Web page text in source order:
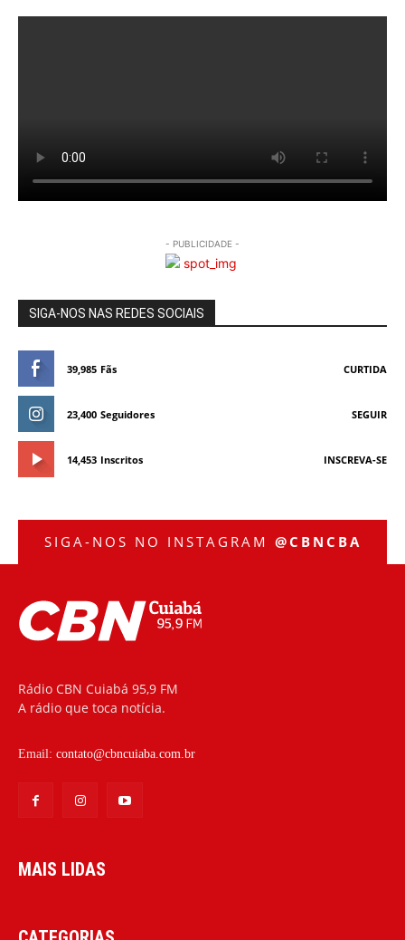
- PUBLICIDADE -
SIGA-NOS NAS REDES SOCIAIS
39,985 Fãs CURTIDA
23,400 Seguidores SEGUIR
14,453 Inscritos INSCREVA-SE
SIGA-NOS NO INSTAGRAM @CBNCBA
Rádio CBN Cuiabá 95,9 FM
A rádio que toca notícia.
Email: contato@cbncuiaba.com.br
MAIS LIDAS